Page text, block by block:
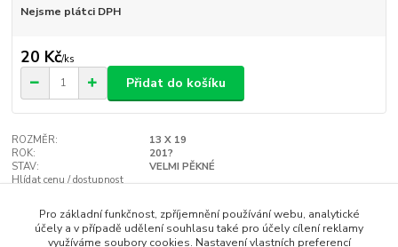
Nejsme plátci DPH
20 Kč/ks
Přidat do košíku
ROZMĚR:
13 X 19
ROK:
201?
STAV:
VELMI PĚKNÉ
Hlídat cenu / dostupnost
Zboží zařazeno v kategoriích
Pro základní funkčnost, zpříjemnění používání webu, analytické
účely a v případě udělení souhlasu také pro účely cílení reklamy
využíváme soubory cookies. Nastavení vlastních preferencí